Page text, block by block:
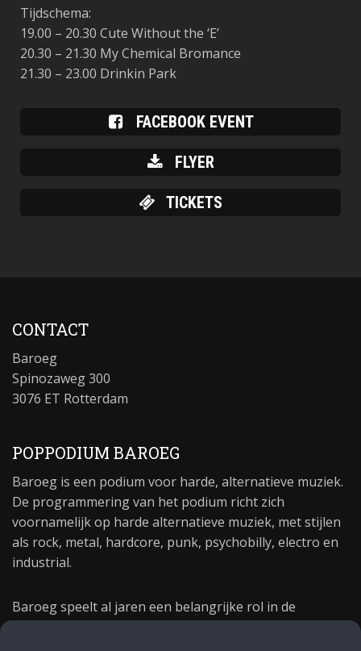
Tijdschema:
19.00 – 20.30 Cute Without the ‘E’
20.30 – 21.30 My Chemical Bromance
21.30 – 23.00 Drinkin Park
FACEBOOK EVENT
FLYER
TICKETS
CONTACT
Baroeg
Spinozaweg 300
3076 ET Rotterdam
POPPODIUM BAROEG
Baroeg is een podium voor harde, alternatieve muziek.
De programmering van het podium richt zich
voornamelijk op harde alternatieve muziek, met stijlen
als rock, metal, hardcore, punk, psychobilly, electro en
industrial.
Baroeg speelt al jaren een belangrijke rol in de